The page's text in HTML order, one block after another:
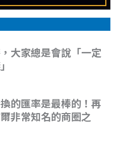
大家總是會說「一定
的匯率是最棒的！再
非常知名的商圈之